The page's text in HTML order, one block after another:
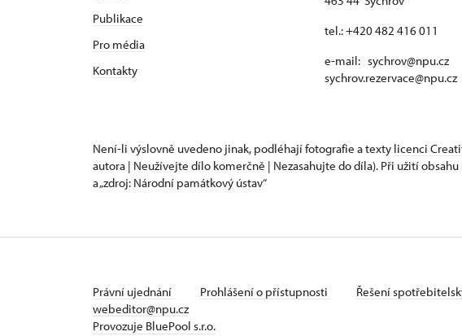
Publikace
Pro média
Kontakty
tel.: +420 482 416 011
e-mail: sychrov@npu.cz
sychrov.rezervace@npu.cz
Není-li výslovně uvedeno jinak, podléhají fotografie a texty licenci
autora | Neužívejte dílo komerčně | Nezasahujte do díla). Při užití
a „zdroj: Národní památkový ústav“
Právní ujednání Prohlášení o přístupnosti Řešení
webeditor@npu.cz
Provozuje BluePool s.r.o.